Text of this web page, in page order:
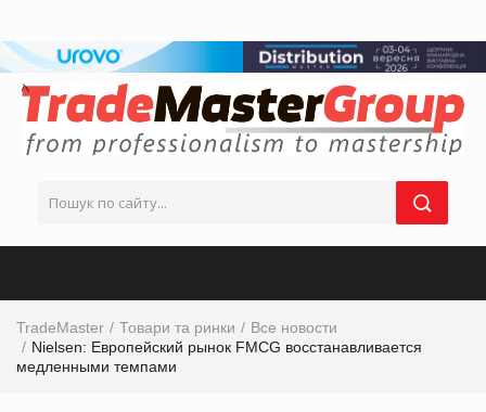
TradeMaster Товари та ринки
Все новости
Nielsen: Европейский рынок FMCG восстанавливается
медленными темпами